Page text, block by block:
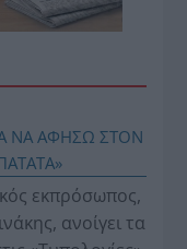
ΝΑ ΑΦΗΣΩ ΣΤΟΝ
εκπρόσωπος,
ανοίγει τα